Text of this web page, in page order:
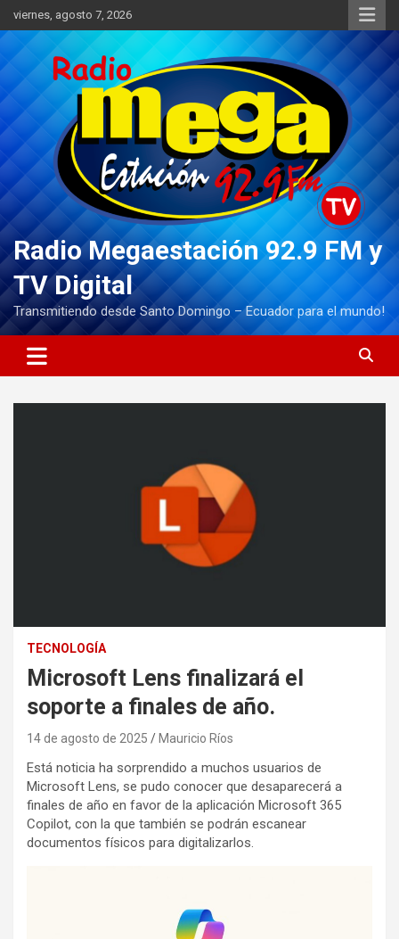
Saltar
al
contenido
viernes, agosto 7, 2026
Radio Megaestación 92.9 FM y
TV Digital
Transmitiendo desde Santo Domingo – Ecuador para el mundo!
TECNOLOGÍA
Microsoft Lens finalizará el
soporte a finales de año.
14 de agosto de 2025 Mauricio Ríos
Está noticia ha sorprendido a muchos usuarios de
Microsoft Lens, se pudo conocer que desaparecerá a
finales de año en favor de la aplicación Microsoft 365
Copilot, con la que también se podrán escanear
documentos físicos para digitalizarlos.